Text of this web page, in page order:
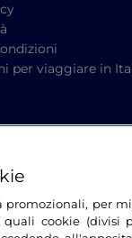
per viaggiare in
per
cookie (divisi